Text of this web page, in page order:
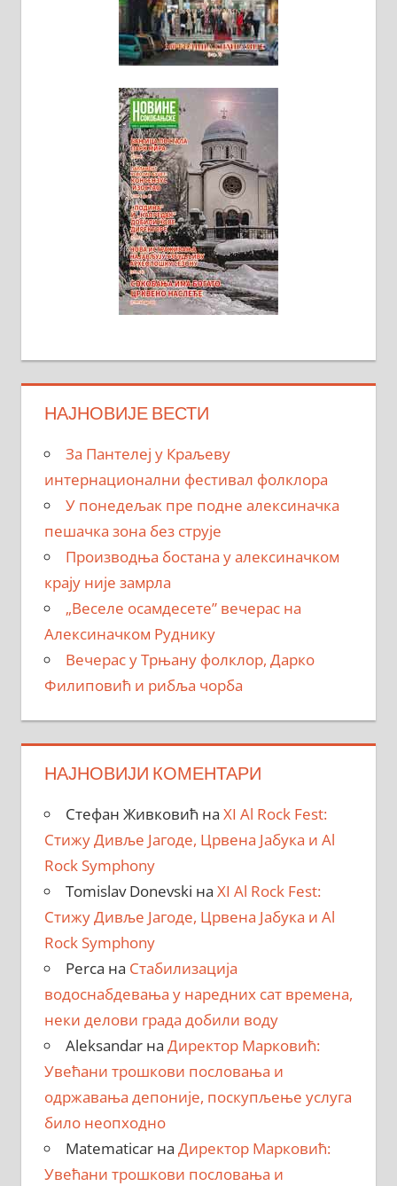
НАЈНОВИЈЕ ВЕСТИ
За Пантелеј у Краљеву
интернационални фестивал фолклора
У понедељак пре подне алексиначка
пешачка зона без струје
Производња бостана у алексиначком
крају није замрла
„Веселе осамдесете” вечерас на
Алексиначком Руднику
Вечерас у Трњану фолклор, Дарко
Филиповић и рибља чорба
НАЈНОВИЈИ КОМЕНТАРИ
Стефан Живковић на XI Al Rock Fest:
Стижу Дивље Јагоде, Црвена Јабука и Al
Rock Symphony
Tomislav Donevski на XI Al Rock Fest:
Стижу Дивље Јагоде, Црвена Јабука и Al
Rock Symphony
Perca на Стабилизација
водоснабдевања у наредних сат времена,
неки делови града добили воду
Aleksandarна Директор Марковић:
Увећани трошкови пословања и
одржавања депоније, поскупљење услуга
било неопходно
Matematicarна Директор Марковић:
Увећани трошкови пословања и